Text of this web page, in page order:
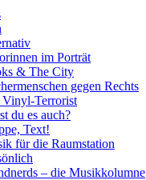
im Porträt
& The City
gegen Rechts
Vinyl-Terrorist
du es auch?
Text!
für die Raumstation
– die Musikkolumne